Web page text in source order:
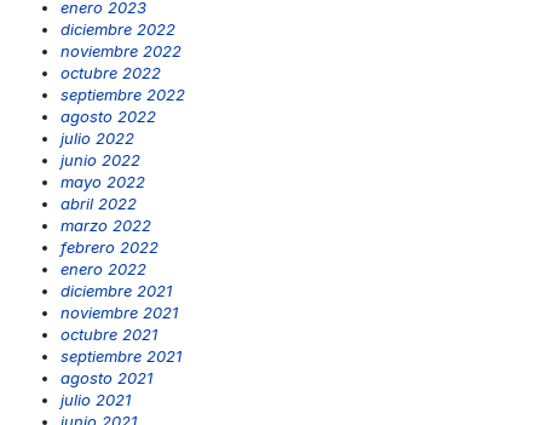
enero 2023
diciembre 2022
noviembre 2022
octubre 2022
septiembre 2022
agosto 2022
julio 2022
junio 2022
mayo 2022
abril 2022
marzo 2022
febrero 2022
enero 2022
diciembre 2021
noviembre 2021
octubre 2021
septiembre 2021
agosto 2021
julio 2021
junio 2021